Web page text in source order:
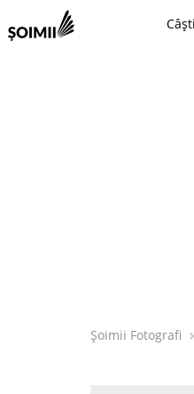
Șoimii Fotografi